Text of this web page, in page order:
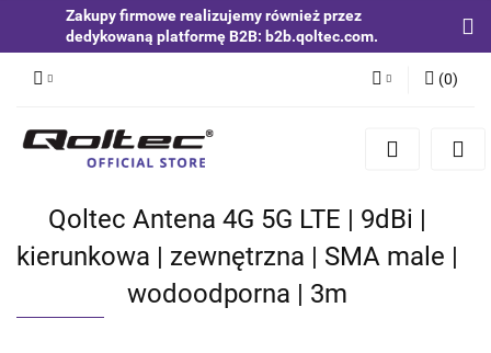
Zakupy firmowe realizujemy również przez
dedykowaną platformę B2B: b2b.qoltec.com.
Zaloguj się
Zgody cookies
(0)
Qoltec Antena 4G 5G LTE | 9dBi |
kierunkowa | zewnętrzna | SMA male |
wodoodporna | 3m